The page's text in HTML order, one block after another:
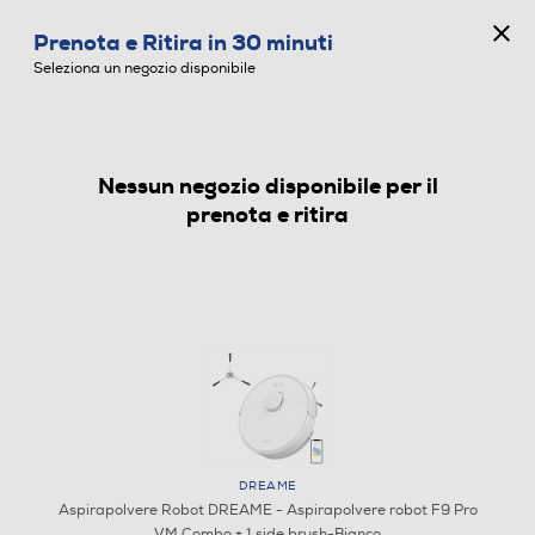
ASPIRAPOLVERE ROBOT
Prenota e Ritira in 30 minuti
Seleziona un negozio disponibile
Nessun negozio disponibile per il
prenota e ritira
DREAME
Aspirapolvere Robot DREAME - Aspirapolvere robot F9 Pro